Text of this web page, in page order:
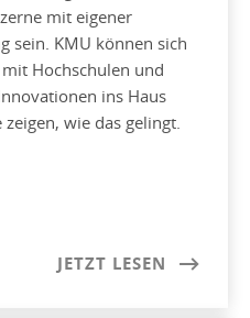
mit eigener
sein. KMU können sich
Hochschulen und
ins Haus
wie das gelingt.
JETZT LESEN